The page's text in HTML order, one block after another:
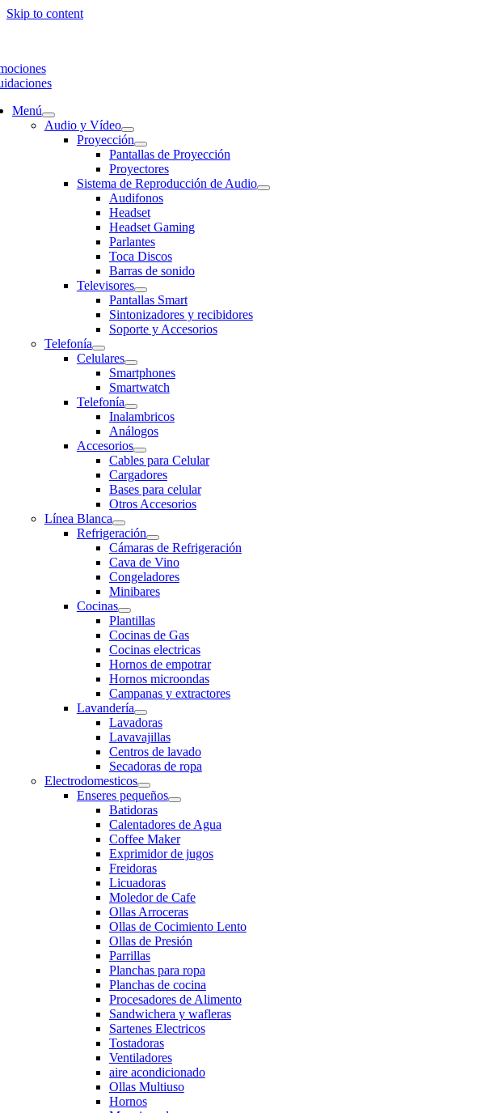
Skip to content
Menú
Audio y Vídeo
Proyección
Pantallas de Proyección
Proyectores
Sistema de Reproducción de Audio
Audifonos
Headset
Headset Gaming
Parlantes
Toca Discos
Barras de sonido
Televisores
Pantallas Smart
Sintonizadores y recibidores
Soporte y Accesorios
Telefonía
Celulares
Smartphones
Smartwatch
Telefonía
Inalambricos
Análogos
Accesorios
Cables para Celular
Cargadores
Bases para celular
Otros Accesorios
Línea Blanca
Refrigeración
Cámaras de Refrigeración
Cava de Vino
Congeladores
Minibares
Cocinas
Plantillas
Cocinas de Gas
Cocinas electricas
Hornos de empotrar
Hornos microondas
Campanas y extractores
Lavandería
Lavadoras
Lavavajillas
Centros de lavado
Secadoras de ropa
Electrodomesticos
Enseres pequeños
Batidoras
Calentadores de Agua
Coffee Maker
Exprimidor de jugos
Freidoras
Licuadoras
Moledor de Cafe
Ollas Arroceras
Ollas de Cocimiento Lento
Ollas de Presión
Parrillas
Planchas para ropa
Planchas de cocina
Procesadores de Alimento
Sandwichera y wafleras
Sartenes Electricos
Tostadoras
Ventiladores
aire acondicionado
Ollas Multiuso
Hornos